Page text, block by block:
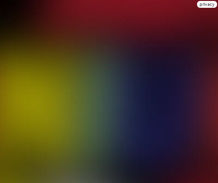
privacy